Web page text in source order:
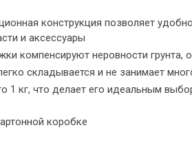
конструкция позволяет
и аксессуары
компенсируют неровности грунта,
складывается и не занимает
1 кг, что делает его идеальным
коробке